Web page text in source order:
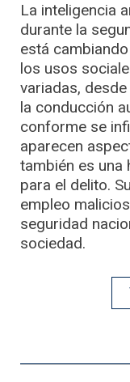
La inteligencia
durante la
está
los usos
variadas,
la conducción
conforme se
aparecen
también es una
para el delito.
empleo
seguridad
sociedad.